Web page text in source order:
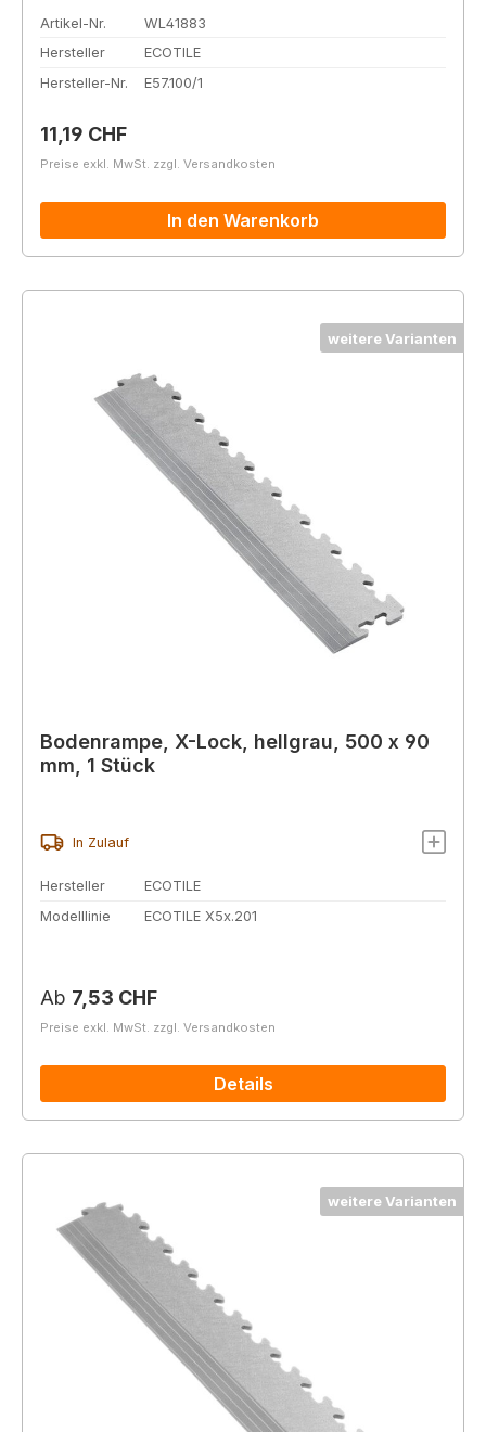
Artikel-Nr.
WL41883
Hersteller
ECOTILE
Hersteller-Nr.
E57.100/1
Regulärer Preis:
11,19 CHF
Preise exkl. MwSt. zzgl. Versandkosten
In den Warenkorb
weitere Varianten
Bodenrampe, X-Lock, hellgrau, 500 x 90
mm, 1 Stück
In Zulauf
Hersteller
ECOTILE
Modelllinie
ECOTILE X5x.201
Regulärer Preis:
Ab 7,53 CHF
Preise exkl. MwSt. zzgl. Versandkosten
Details
weitere Varianten